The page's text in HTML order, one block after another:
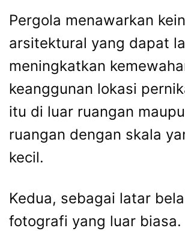
Pergola menawarkan
arsitektural yang dapat
meningkatkan
keanggunan lokasi
itu di luar ruangan
ruangan dengan skala
kecil.
Kedua, sebagai latar
fotografi yang luar biasa.